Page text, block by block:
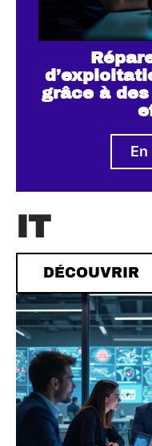
grâce à
IT
DÉCOUVRIR